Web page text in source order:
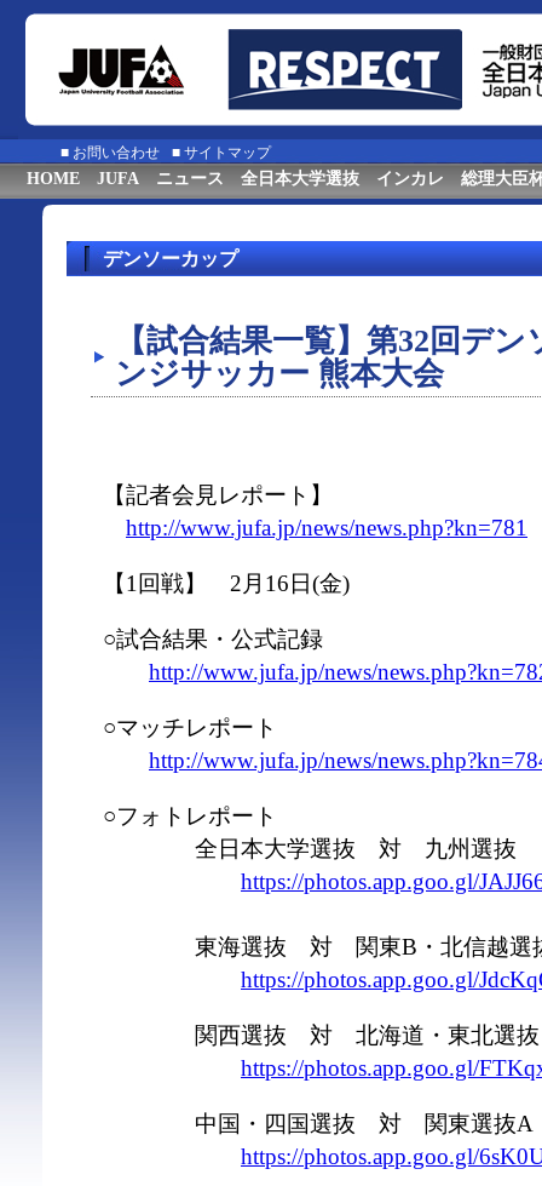
■ お問い合わせ ■ サイトマップ
HOME JUFA ニュース 全日本大学選抜 インカレ 総理大臣
デンソーカップ
【試合結果一覧】第32回デ
ンジサッカー 熊本大会
【記者会見レポート】
http://www.jufa.jp/news/news.php?kn=781
【1回戦】 2月16日(金)
○試合結果・公式記録
http://www.jufa.jp/news/
○マッチレポート
http://www.jufa.jp/news/
○フォトレポート
全日本大学選抜 対 九州選抜
https://photos.app.goo.gl/
東海選抜 対 関東B・北信越選
https://photos.app.goo.gl/
関西選抜 対 北海道・東北選抜
https://photos.app.goo.gl/
中国・四国選抜 対 関東選抜A
https://photos.app.goo.gl/